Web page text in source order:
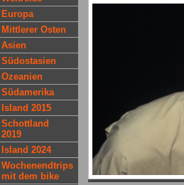
Europa
Mittlerer Osten
Asien
Südostasien
Ozeanien
Südamerika
Island 2015
Schottland
2019
Island 2024
Wochenendtrips
mit dem bike